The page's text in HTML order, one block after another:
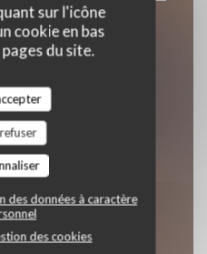
sur l'icône
cookie en bas
du site.
des données à caractère
des cookies